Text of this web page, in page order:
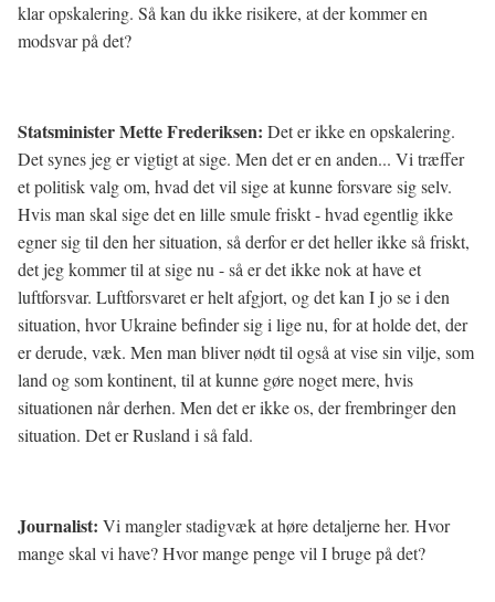
klar opskalering. Så kan du ikke risikere, at der kommer en
modsvar på det?
Statsminister Mette Frederiksen: Det er ikke en opskalering.
Det synes jeg er vigtigt at sige. Men det er en anden... Vi træffer
et politisk valg om, hvad det vil sige at kunne forsvare sig selv.
Hvis man skal sige det en lille smule friskt - hvad egentlig ikke
egner sig til den her situation, så derfor er det heller ikke så friskt,
det jeg kommer til at sige nu - så er det ikke nok at have et
luftforsvar. Luftforsvaret er helt afgjort, og det kan I jo se i den
situation, hvor Ukraine befinder sig i lige nu, for at holde det, der
er derude, væk. Men man bliver nødt til også at vise sin vilje, som
land og som kontinent, til at kunne gøre noget mere, hvis
situationen når derhen. Men det er ikke os, der frembringer den
situation. Det er Rusland i så fald.
Journalist: Vi mangler stadigvæk at høre detaljerne her. Hvor
mange skal vi have? Hvor mange penge vil I bruge på det?